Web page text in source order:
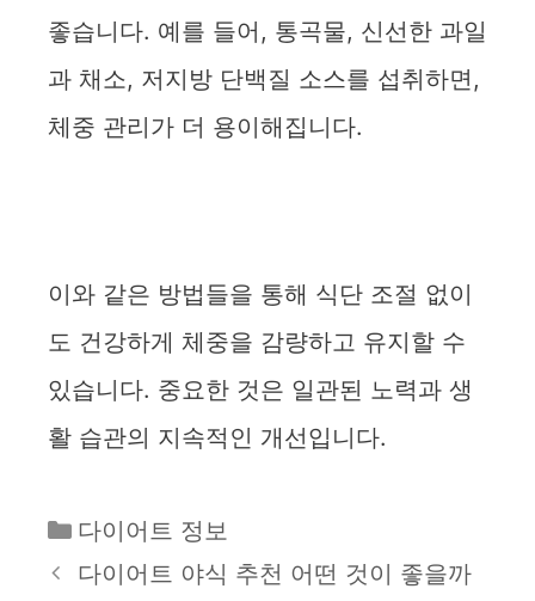
좋습니다. 예를 들어, 통곡물, 신선한 과일
과 채소, 저지방 단백질 소스를 섭취하면,
체중 관리가 더 용이해집니다.
이와 같은 방법들을 통해 식단 조절 없이
도 건강하게 체중을 감량하고 유지할 수
있습니다. 중요한 것은 일관된 노력과 생
활 습관의 지속적인 개선입니다.
카
테
다이어트 정보
다이어트 야식 추천 어떤 것이 좋을까